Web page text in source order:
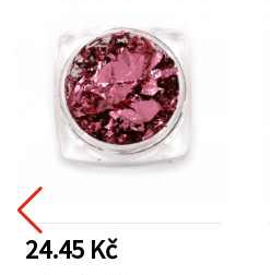
24.45 Kč